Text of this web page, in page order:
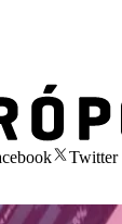
Twitter